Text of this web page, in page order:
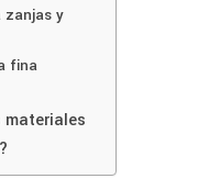
zanjas y
fina
materiales